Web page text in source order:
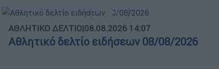
ΑΘΛΗΤΙΚΟ ΔΕΛΤΙΟ|08.08.2026 14:07
Αθλητικό δελτίο ειδήσεων 08/08/2026